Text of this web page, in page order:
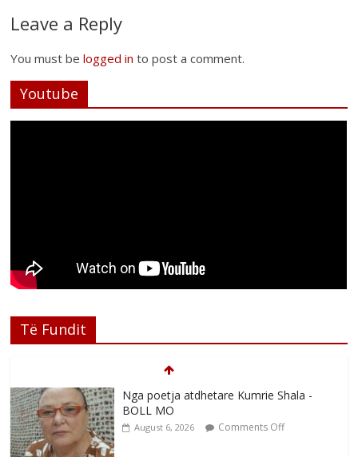
Leave a Reply
You must belogged in to post a comment.
Youtube
Të Fundit
Nga poetja atdhetare Kumrie Shala -
BOLL MO
August 6, 2026 Comments Off